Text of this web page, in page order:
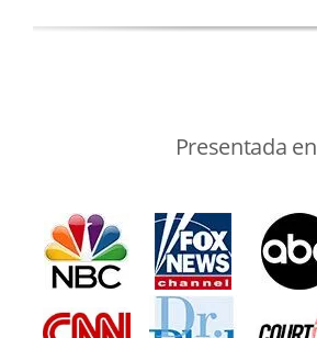
Presentada en